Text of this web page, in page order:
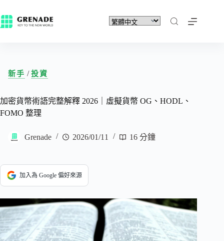
新手 /投資
加密貨幣術語完整解釋 2026｜虛擬貨幣 OG、HODL、
FOMO 整理
Grenade 2026/01/11 16 分鐘
加入為 Google 偏好來源